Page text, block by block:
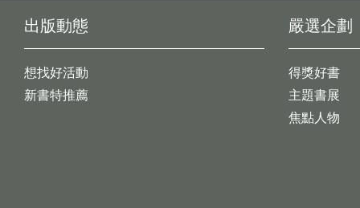
出版動態
想找好活動
新書特推薦
嚴選企劃
得獎好書
主題書展
焦點人物